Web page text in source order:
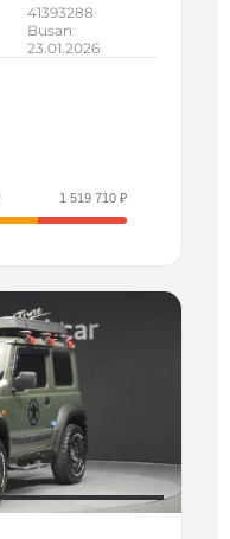
41393288
Busan
23.01.2026
1 519 710 ₽